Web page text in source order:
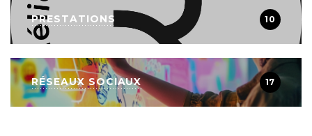
PRESTATIONS 10
RÉSEAUX SOCIAUX 17